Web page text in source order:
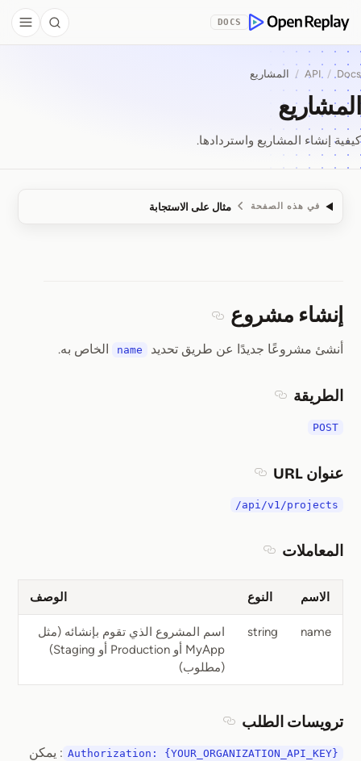
OpenReplay
DOCS
Search
Docs
/
API
/ المشاريع
المشاريع
كيفية إنشاء المشاريع واستردادها.
في هذه الصفحة مثال على الاستجابة
إنشاء مشروع
أنشئ مشروعًا جديدًا عن طريق تحديد
name الخاص به.
الطريقة
POST
عنوان URL
/api/v1/projects
المعاملات
الاسم النوع الوصف
name
string
اسم المشروع الذي تقوم بإنشائه (مثل
MyApp أو Production أو Staging)
(مطلوب)
ترويسات الطلب
Authorization: {YOUR_ORGANIZATION_API_KEY} : يمكن